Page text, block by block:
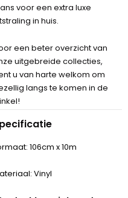
voor een extra luxe
in huis.
een beter overzicht van
uitgebreide collecties,
u van harte welkom om
langs te komen in de
106cm x 10m
Vinyl